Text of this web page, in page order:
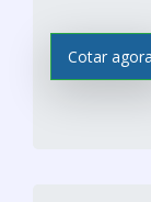
Cotar agora